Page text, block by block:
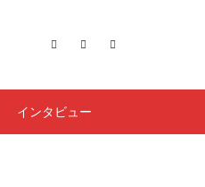
インタビュー